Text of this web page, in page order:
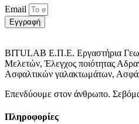
Email
Εγγραφή
BITULAB Ε.Π.Ε. Εργαστήρια
Μελετών, Έλεγχος ποιότητας
Ασφαλτικών γαλακτωμάτων,
Επενδύουμε στον άνθρωπο.
Πληροφορίες